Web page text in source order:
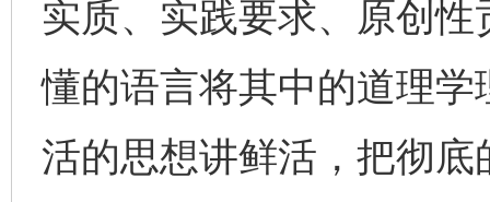
实质、实践要求、原创
懂的语言将其中的道理
活的思想讲鲜活，把彻